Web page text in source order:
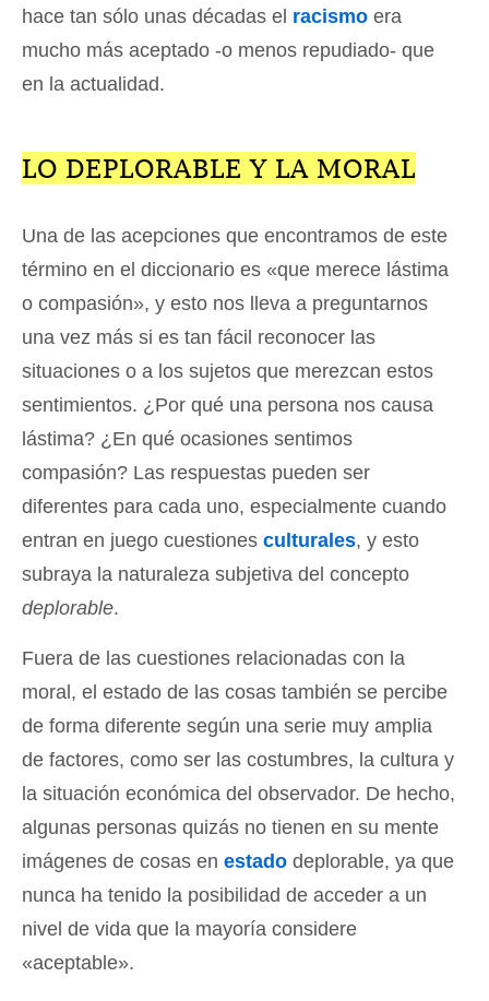
hace tan sólo unas décadas el racismo era
mucho más aceptado -o menos repudiado- que
en la actualidad.
LO DEPLORABLE Y LA MORAL
Una de las acepciones que encontramos de este
término en el diccionario es «que merece lástima
o compasión», y esto nos lleva a preguntarnos
una vez más si es tan fácil reconocer las
situaciones o a los sujetos que merezcan estos
sentimientos. ¿Por qué una persona nos causa
lástima? ¿En qué ocasiones sentimos
compasión? Las respuestas pueden ser
diferentes para cada uno, especialmente cuando
entran en juego cuestiones culturales, y esto
subraya la naturaleza subjetiva del concepto
deplorable.
Fuera de las cuestiones relacionadas con la
moral, el estado de las cosas también se percibe
de forma diferente según una serie muy amplia
de factores, como ser las costumbres, la cultura y
la situación económica del observador. De hecho,
algunas personas quizás no tienen en su mente
imágenes de cosas en estado deplorable, ya que
nunca ha tenido la posibilidad de acceder a un
nivel de vida que la mayoría considere
«aceptable».